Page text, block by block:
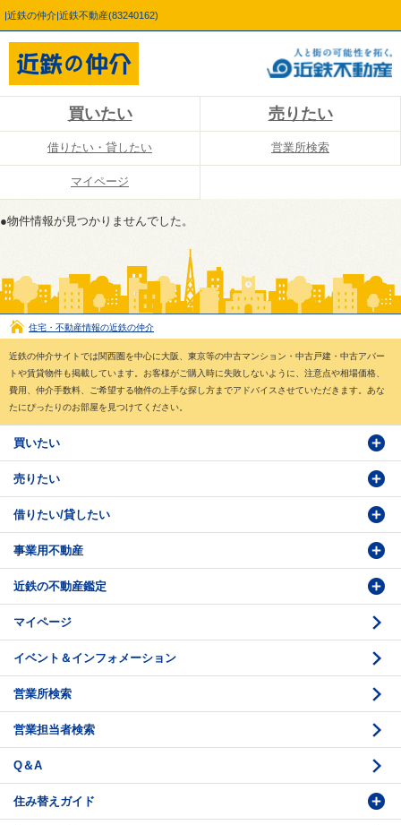
|近鉄の仲介|近鉄不動産(83240162)
買いたい 売りたい
借りたい・貸したい 営業所検索
マイページ
●物件情報が見つかりませんでした。
住宅・不動産情報の近鉄の仲介
近鉄の仲介サイトでは関西圏を中心に大阪、東京等の中古マンション・中古戸建・中古アパー
トや賃貸物件も掲載しています。お客様がご購入時に失敗しないように、注意点や相場価格、
費用、仲介手数料、ご希望する物件の上手な探し方までアドバイスさせていただきます。あな
たにぴったりのお部屋を見つけてください。
買いたい
物件検索
物件番号検索
投資・事業用検索
購入のお問い合わせ
売りたい
価格査定依頼
売却相談
借りたい/貸したい
賃貸物件検索
学園前賃貸センター
賃貸借のお問い合わせ
事業用不動産
購入・売却の流れ
収益不動産の取扱
底地の資産性
相続と不動産
不動産投資のQ＆A
法人営業センター紹介
近鉄の不動産鑑定
時価評価支援
鑑定評価ご相談例
鑑定評価の流れ
お問い合わせ・ご相談
鑑定センター紹介
マイページ
イベント＆インフォメーション
営業所検索
営業担当者検索
Q＆A
住み替えガイド